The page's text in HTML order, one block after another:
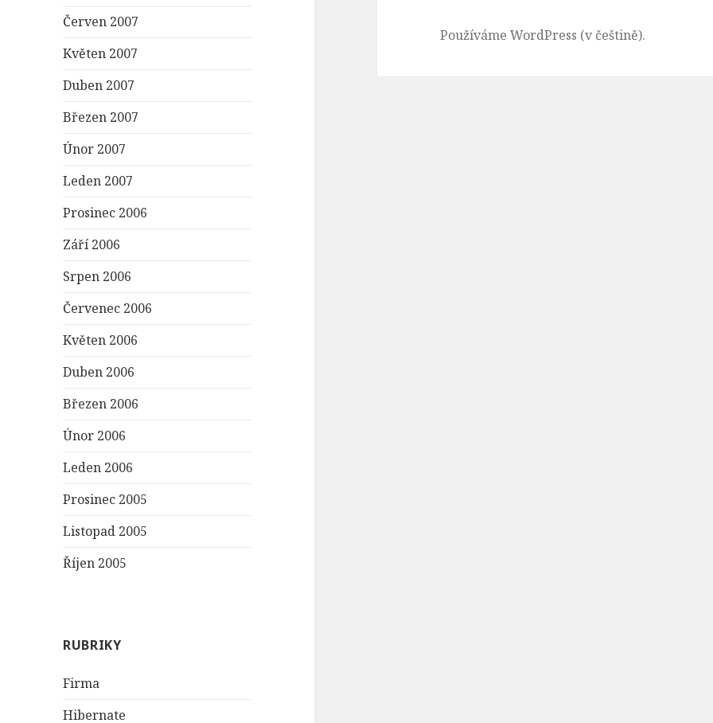
Červen 2007
Květen 2007
Duben 2007
Březen 2007
Únor 2007
Leden 2007
Prosinec 2006
Září 2006
Srpen 2006
Červenec 2006
Květen 2006
Duben 2006
Březen 2006
Únor 2006
Leden 2006
Prosinec 2005
Listopad 2005
Říjen 2005
RUBRIKY
Firma
Hibernate
Používáme WordPress (v češtině).